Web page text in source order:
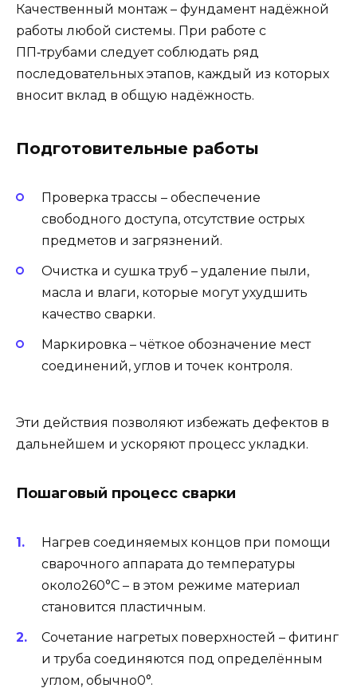
Качественный монтаж – фундамент надёжной
работы любой системы. При работе с
ПП‑трубами следует соблюдать ряд
последовательных этапов, каждый из которых
вносит вклад в общую надёжность.
Подготовительные работы
Проверка трассы – обеспечение
свободного доступа, отсутствие острых
предметов и загрязнений.
Очистка и сушка труб – удаление пыли,
масла и влаги, которые могут ухудшить
качество сварки.
Маркировка – чёткое обозначение мест
соединений, углов и точек контроля.
Эти действия позволяют избежать дефектов в
дальнейшем и ускоряют процесс укладки.
Пошаговый процесс сварки
Нагрев соединяемых концов при помощи
сварочного аппарата до температуры
около260°C – в этом режиме материал
становится пластичным.
Сочетание нагретых поверхностей – фитинг
и труба соединяются под определённым
углом, обычно0°.